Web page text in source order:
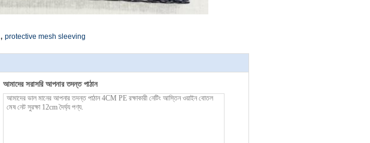
, protective mesh sleeving
আমাদের সরাসরি আপনার তদন্ত পাঠান